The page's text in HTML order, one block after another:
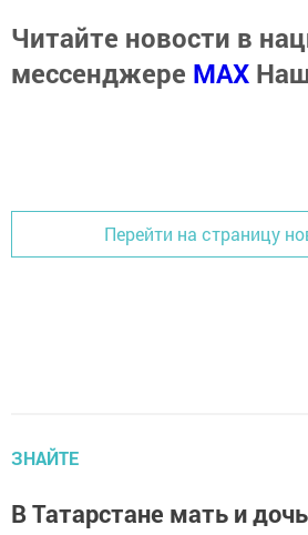
Читайте новости в
мессенджере MАХ
Перейти на страницу
ЗНАЙТЕ
В Татарстане мать и